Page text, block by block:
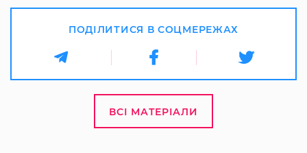
ПОДІЛИТИСЯ В СОЦМЕРЕЖАХ
ВСІ МАТЕРІАЛИ